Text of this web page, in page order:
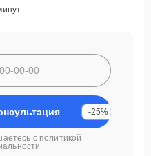
-25%
с политикой